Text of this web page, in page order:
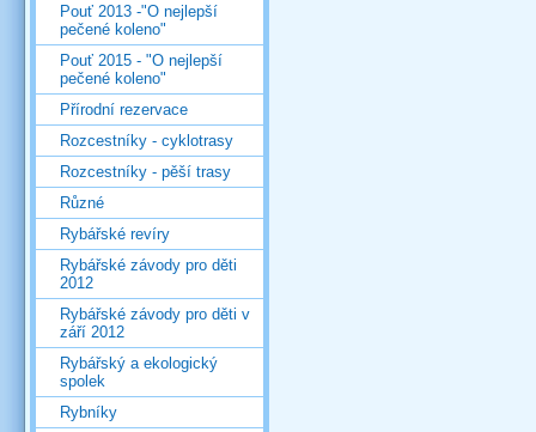
Pouť 2013 -"O nejlepší
pečené koleno"
Pouť 2015 - "O nejlepší
pečené koleno"
Přírodní rezervace
Rozcestníky - cyklotrasy
Rozcestníky - pěší trasy
Různé
Rybářské revíry
Rybářské závody pro děti
2012
Rybářské závody pro děti v
září 2012
Rybářský a ekologický
spolek
Rybníky